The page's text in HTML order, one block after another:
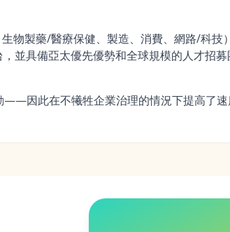
物製藥/醫療保健、製造、消費、網路/科技）
並具備亞太優先優勢和全球規模的人才招
——因此在不犧牲企業治理的情況下提高了